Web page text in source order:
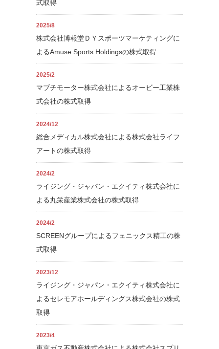
式取得
2025/8
株式会社博報堂ＤＹスポーツマーケティングに
よるAmuse Sports Holdingsの株式取得
2025/2
マブチモーター株式会社によるオービー工業株
式会社の株式取得
2024/12
総合メディカル株式会社による株式会社ライフ
アートの株式取得
2024/2
ライジング・ジャパン・エクイティ株式会社に
よる丸栄産業株式会社の株式取得
2024/2
SCREENグループによるフェニックス精工の株
式取得
2023/12
ライジング・ジャパン・エクイティ株式会社に
よるセレモアホールディングス株式会社の株式
取得
2023/4